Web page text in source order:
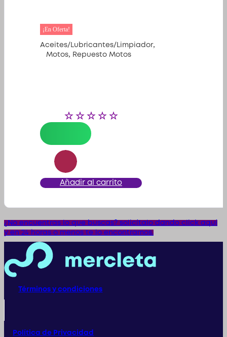
¡En Oferta!
Aceites/Lubricantes/Limpiador,
Motos, Repuesto Motos
Añadir al carrito
¿No encuentras lo que buscas? solicítalo dando click aquí
y en 24 horas o menos te lo encontramos.
Términos y condiciones
Política de Privacidad